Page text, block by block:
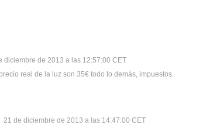
diciembre de 2013 a las 12:57:00 CET
real de la luz son 35€ todo lo demás, impuestos.
21 de diciembre de 2013 a las 14:47:00 CET